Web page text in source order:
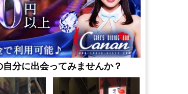
分に出会ってみませんか？